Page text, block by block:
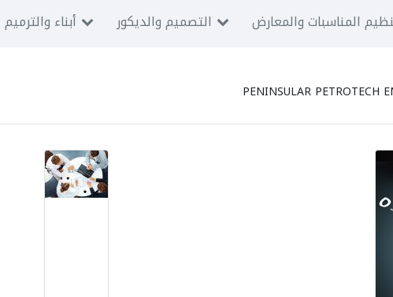
أبناء والترميم التصميم والديكور المناسبات والمعارض
PENINSULAR PETROTECH